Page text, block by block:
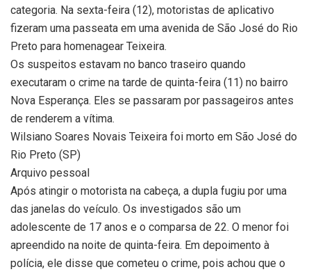
categoria. Na sexta-feira (12), motoristas de aplicativo
fizeram uma passeata em uma avenida de São José do Rio
Preto para homenagear Teixeira.
Os suspeitos estavam no banco traseiro quando
executaram o crime na tarde de quinta-feira (11) no bairro
Nova Esperança. Eles se passaram por passageiros antes
de renderem a vítima.
Wilsiano Soares Novais Teixeira foi morto em São José do
Rio Preto (SP)
Arquivo pessoal
Após atingir o motorista na cabeça, a dupla fugiu por uma
das janelas do veículo. Os investigados são um
adolescente de 17 anos e o comparsa de 22. O menor foi
apreendido na noite de quinta-feira. Em depoimento à
polícia, ele disse que cometeu o crime, pois achou que o